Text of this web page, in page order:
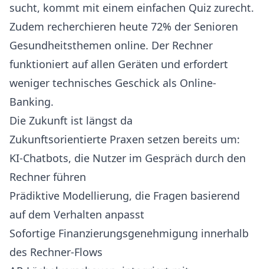
sucht, kommt mit einem einfachen Quiz zurecht.
Zudem recherchieren heute 72% der Senioren
Gesundheitsthemen online. Der Rechner
funktioniert auf allen Geräten und erfordert
weniger technisches Geschick als Online-
Banking.
Die Zukunft ist längst da
Zukunftsorientierte Praxen setzen bereits um:
KI-Chatbots, die Nutzer im Gespräch durch den
Rechner führen
Prädiktive Modellierung, die Fragen basierend
auf dem Verhalten anpasst
Sofortige Finanzierungsgenehmigung innerhalb
des Rechner-Flows